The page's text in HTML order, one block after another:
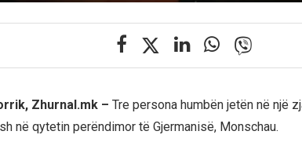
Zhurnal.mk – Tre persona humbën jetën në një
në qytetin perëndimor të Gjermanisë, Monschau.